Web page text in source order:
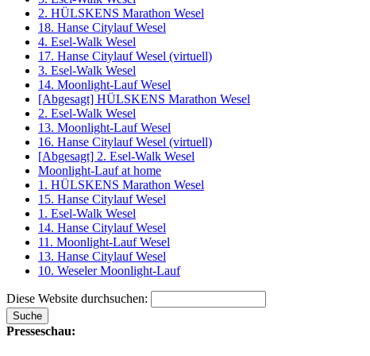
2. HÜLSKENS Marathon Wesel
18. Hanse Citylauf Wesel
4. Esel-Walk Wesel
17. Hanse Citylauf Wesel (virtuell)
3. Esel-Walk Wesel
14. Moonlight-Lauf Wesel
[Abgesagt] HÜLSKENS Marathon Wesel
2. Esel-Walk Wesel
13. Moonlight-Lauf Wesel
16. Hanse Citylauf Wesel (virtuell)
[Abgesagt] 2. Esel-Walk Wesel
Moonlight-Lauf at home
1. HÜLSKENS Marathon Wesel
15. Hanse Citylauf Wesel
1. Esel-Walk Wesel
14. Hanse Citylauf Wesel
11. Moonlight-Lauf Wesel
13. Hanse Citylauf Wesel
10. Weseler Moonlight-Lauf
Diese Website durchsuchen:
Presseschau: